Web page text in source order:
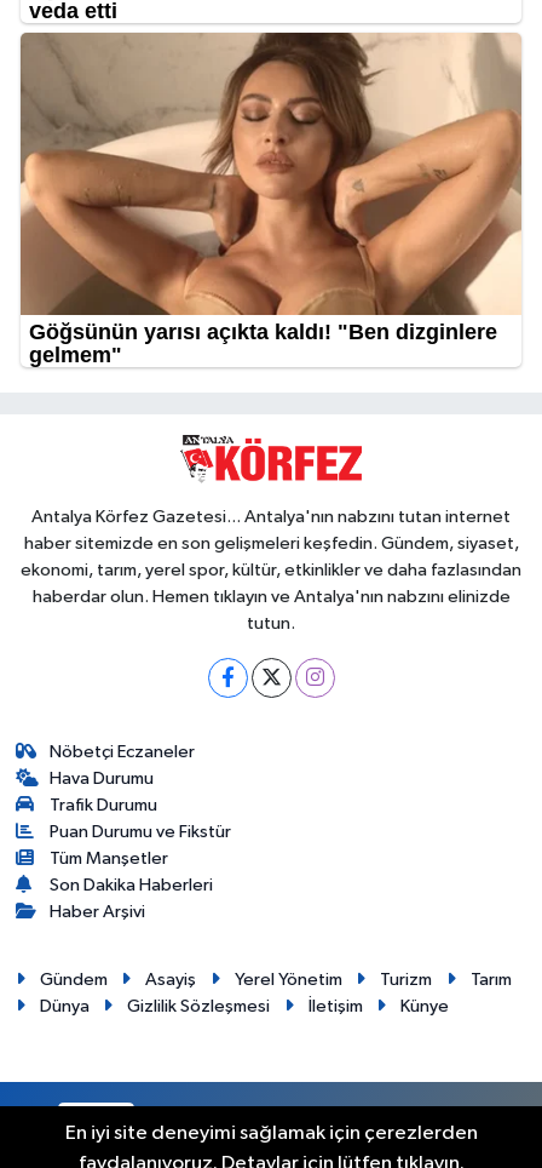
Antalya Körfez Gazetesi... Antalya'nın nabzını tutan internet
haber sitemizde en son gelişmeleri keşfedin. Gündem, siyaset,
ekonomi, tarım, yerel spor, kültür, etkinlikler ve daha fazlasından
haberdar olun. Hemen tıklayın ve Antalya'nın nabzını elinizde
tutun.
Nöbetçi Eczaneler
Hava Durumu
Trafik Durumu
Puan Durumu ve Fikstür
Tüm Manşetler
Son Dakika Haberleri
Haber Arşivi
Gündem Asayiş Yerel Yönetim Turizm
Tarım
Dünya
Gizlilik Sözleşmesi İletişim Künye
En iyi site deneyimi sağlamak için çerezlerden
faydalanıyoruz. Detaylar için lütfen tıklayın.